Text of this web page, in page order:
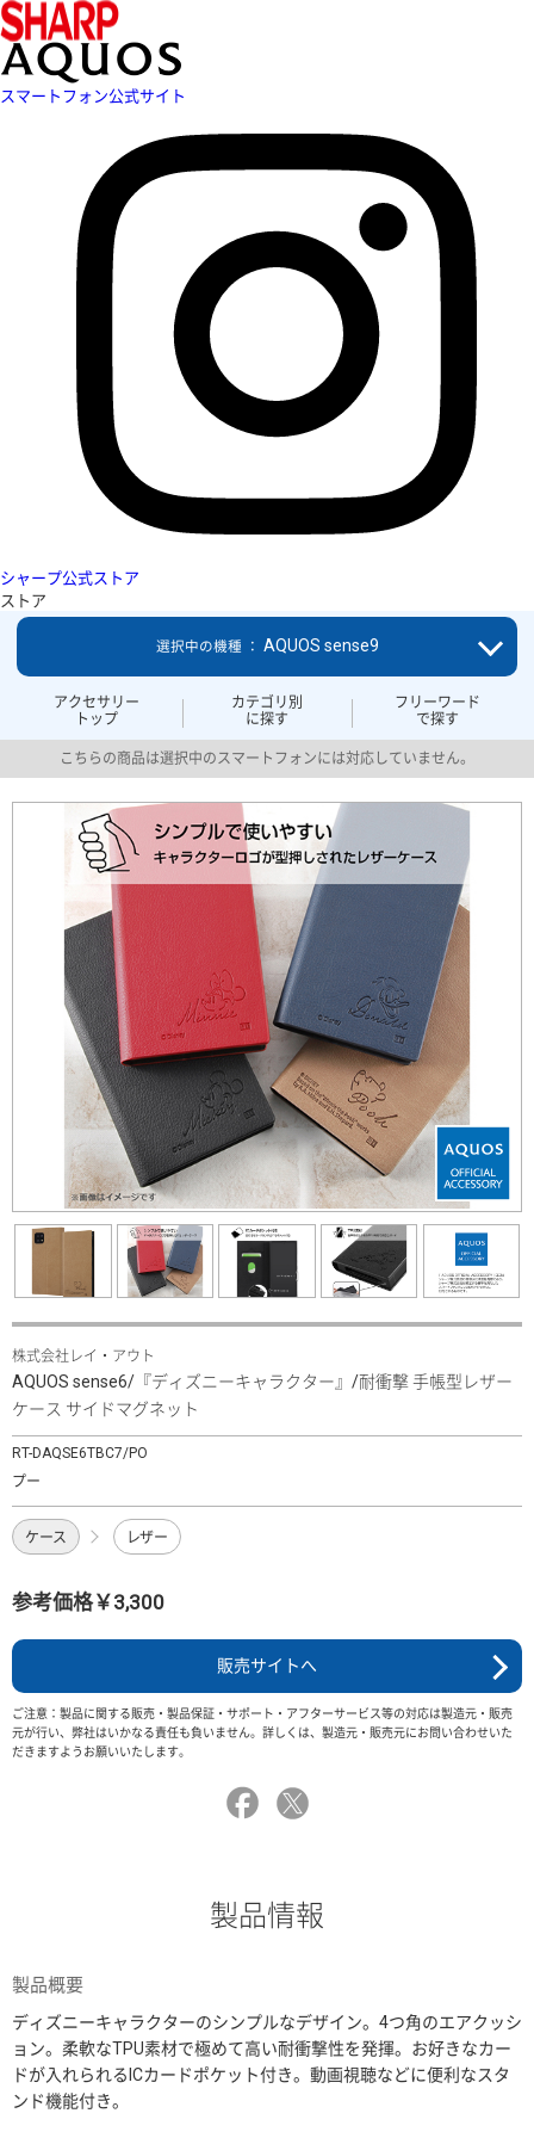
スマートフォン公式サイト
シャープ公式ストア
ストア
アクセサリー
トップ
カテゴリ別
に探す
フリーワード
で探す
選択中の機種 ： AQUOS sense9
こちらの商品は選択中のスマートフォンには対応していません。
株式会社レイ・アウト
AQUOS sense6/『ディズニーキャラクター』/耐衝撃 手帳型レザー
ケース サイドマグネット
RT-DAQSE6TBC7/PO
プー
ケース レザー
参考価格￥3,300
販売サイトへ
ご注意：製品に関する販売・製品保証・サポート・アフターサービス等の対応は製造元・販売
元が行い、弊社はいかなる責任も負いません。詳しくは、製造元・販売元にお問い合わせいた
だきますようお願いいたします。
製品情報
製品概要
ディズニーキャラクターのシンプルなデザイン。4つ角のエアクッシ
ョン。柔軟なTPU素材で極めて高い耐衝撃性を発揮。お好きなカー
ドが入れられるICカードポケット付き。動画視聴などに便利なスタ
ンド機能付き。